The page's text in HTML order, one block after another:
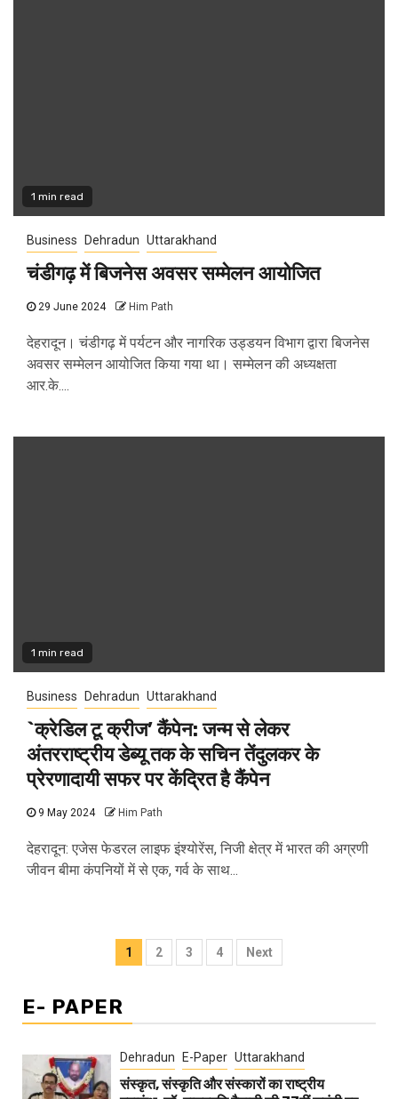
1 min read
Business Dehradun Uttarakhand
चंडीगढ़ में बिजनेस अवसर सम्मेलन आयोजित
29 June 2024 Him Path
देहरादून। चंडीगढ़ में पर्यटन और नागरिक उड्डयन विभाग द्वारा बिजनेस
अवसर सम्मेलन आयोजित किया गया था। सम्मेलन की अध्यक्षता
आर.के....
1 min read
Business Dehradun Uttarakhand
`क्रेडिल टू क्रीज’ कैंपेन: जन्म से लेकर
अंतरराष्ट्रीय डेब्यू तक के सचिन तेंदुलकर के
प्रेरणादायी सफर पर केंद्रित है कैंपेन
9 May 2024 Him Path
देहरादून: एजेस फेडरल लाइफ इंश्योरेंस, निजी क्षेत्र में भारत की अग्रणी
जीवन बीमा कंपनियों में से एक, गर्व के साथ...
Posts
1 2 3 4 Next
E- PAPER
Dehradun E-Paper Uttarakhand
संस्कृत, संस्कृति और संस्कारों का राष्ट्रीय